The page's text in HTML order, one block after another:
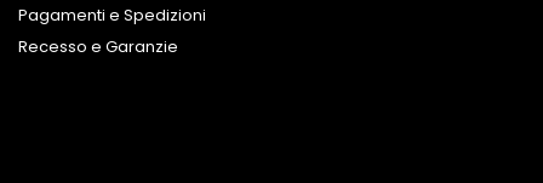
Pagamenti e Spedizioni
Recesso e Garanzie